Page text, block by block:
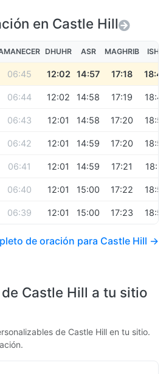
en Castle Hill
DHUHR ASR MAGHRIB ISHA
06:45 12:02 14:57 17:18
06:44 12:02 14:58 17:19
06:43 12:01 14:58 17:20
06:42 12:01 14:59 17:20
06:41 12:01 14:59 17:21
06:40 12:01 15:00 17:22
06:39 12:01 15:00 17:23
de oración para Castle Hill →
Castle Hill a tu sitio
de Castle Hill en tu sitio.